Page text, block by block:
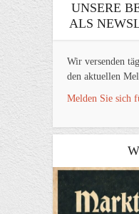
UNSERE
ALS
Wir versenden
den aktuellen
Melden Sie sich